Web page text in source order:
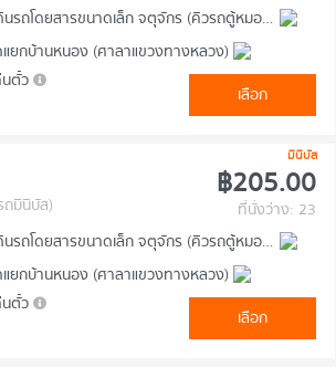
สถานีเดินรถโดยสารขนาดเล็ก จตุจักร (คิวรถตู้หมอชิต 2)
ยกบ้านหนอง (ศาลาแขวงทางหลวง)
ตั๋ว
เลือก
มินิบัส
ถมินิบัส)
฿205.00
ที่นั่งว่าง: 23
สถานีเดินรถโดยสารขนาดเล็ก จตุจักร (คิวรถตู้หมอชิต 2)
ยกบ้านหนอง (ศาลาแขวงทางหลวง)
ตั๋ว
เลือก